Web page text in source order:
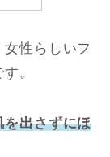
性らしいフ
。
を出さずにほ